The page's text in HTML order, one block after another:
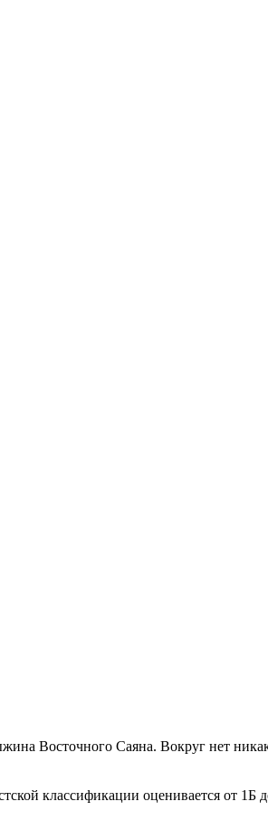
Восточного Саяна. Вокруг нет
классификации оценивается от 1Б